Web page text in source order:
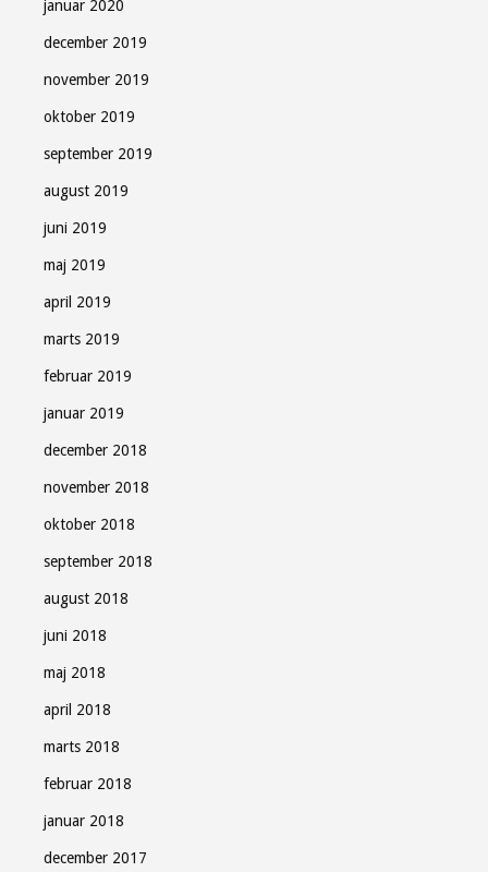
januar 2020
december 2019
november 2019
oktober 2019
september 2019
august 2019
juni 2019
maj 2019
april 2019
marts 2019
februar 2019
januar 2019
december 2018
november 2018
oktober 2018
september 2018
august 2018
juni 2018
maj 2018
april 2018
marts 2018
februar 2018
januar 2018
december 2017